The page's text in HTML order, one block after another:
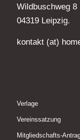
Wildbuschweg 8
04319 Leipzig.
kontakt (at)
Verlage
Vereinssatzung
Mitgliedschafts-